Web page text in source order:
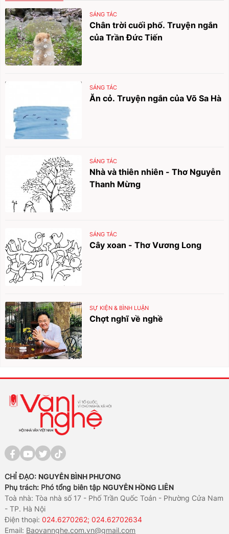
SÁNG TÁC
Chân trời cuối phố. Truyện ngắn
của Trần Đức Tiến
SÁNG TÁC
Ăn cỏ. Truyện ngắn của Võ Sa Hà
SÁNG TÁC
Nhà và thiên nhiên - Thơ Nguyễn
Thanh Mừng
SÁNG TÁC
Cây xoan - Thơ Vương Long
SỰ KIỆN & BÌNH LUẬN
Chợt nghĩ về nghề
CHỈ ĐẠO: NGUYỄN BÌNH PHƯƠNG
Phụ trách: Phó tổng biên tập NGUYỄN HỒNG LIÊN
Toà nhà: Tòa nhà số 17 - Phố Trần Quốc Toản - Phường Cửa Nam
- TP. Hà Nội
Điện thoại:024.6270262; 024.62702634
Email: Baovannghe.com.vn@gmail.com